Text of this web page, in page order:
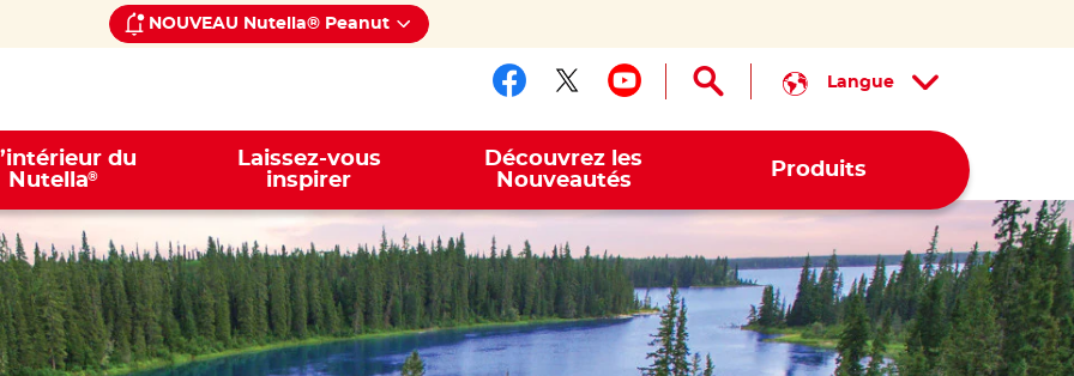
NOUVEAU Nutella® Peanut
Suivez-nous sur facebook
Suivez-nous sur twitter
Suivez-nous sur youtube
Langue
du
Nutella®
Laissez-vous
inspirer
Découvrez les
Nouveautés
Produits